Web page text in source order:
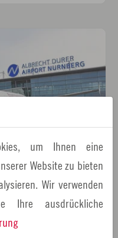
Nürnberg:
am Airport
um Ihnen eine
Website zu bieten
Wir verwenden
Ihre ausdrückliche